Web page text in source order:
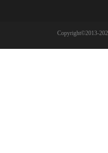
Copyright©2013-